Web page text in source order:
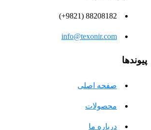
88208182 (9821+)
info@texonir.com
پیوندها
صفحه اصلی
محصولات
درباره ما